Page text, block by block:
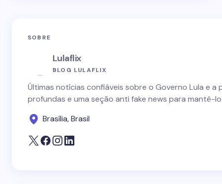
SOBRE
Lulaflix
BLOG LULAFLIX
Últimas notícias confiáveis sobre o Governo Lula e
profundas e uma seção anti fake news para mantê-
Brasília, Brasil